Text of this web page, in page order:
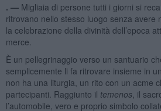
. — Migliaia di persone tutti i giorni si
ritrovano nello stesso luogo senza avere
la celebrazione della divinità dell’epoca
merce.
È un pellegrinaggio verso un santuario
semplicemente li fa ritrovare insieme in
non ha una liturgia, un rito con un acme
partecipanti. Raggiunto il temenos, il
l’automobile, vero e proprio simbolo